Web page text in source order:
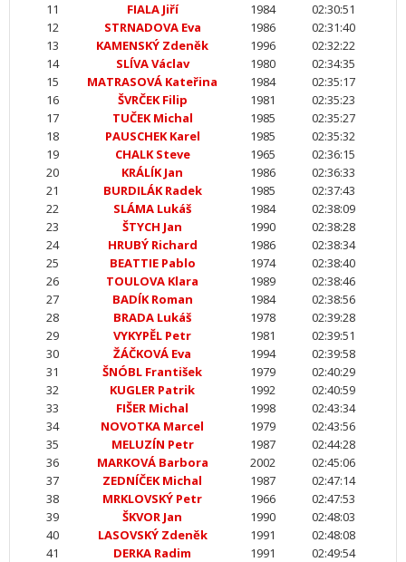
11
FIALA Jiří 1984
02:30:51
12
STRNADOVA Eva 1986
02:31:40
13
KAMENSKÝ Zdeněk 1996
02:32:22
14
SLÍVA Václav 1980
02:34:35
15
MATRASOVÁ Kateřina 1984
02:35:17
16
ŠVRČEK Filip 1981
02:35:23
17
TUČEK Michal 1985
02:35:27
18
PAUSCHEK Karel 1985
02:35:32
19
CHALK Steve 1965
02:36:15
20
KRÁLÍK Jan 1986
02:36:33
21
BURDILÁK Radek 1985
02:37:43
22
SLÁMA Lukáš 1984
02:38:09
23
ŠTYCH Jan 1990
02:38:28
24
HRUBÝ Richard 1986
02:38:34
25
BEATTIE Pablo 1974
02:38:40
26
TOULOVA Klara 1989
02:38:46
27
BADÍK Roman 1984
02:38:56
28
BRADA Lukáš 1978
02:39:28
29
VYKYPĚL Petr 1981
02:39:51
30
ŽÁČKOVÁ Eva 1994
02:39:58
31
ŠNÓBL František 1979
02:40:29
32
KUGLER Patrik 1992
02:40:59
33
FIŠER Michal 1998
02:43:34
34
NOVOTKA Marcel 1979
02:43:56
35
MELUZÍN Petr 1987
02:44:28
36
MARKOVÁ Barbora 2002
02:45:06
37
ZEDNÍČEK Michal 1987
02:47:14
38
MRKLOVSKÝ Petr 1966
02:47:53
39
ŠKVOR Jan 1990
02:48:03
40
LASOVSKÝ Zdeněk 1991
02:48:08
41
DERKA Radim 1991
02:49:54